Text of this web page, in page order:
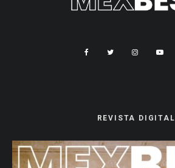
REVISTA DIGITAL